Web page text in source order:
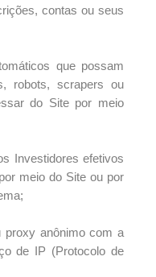
contas ou seus
que possam
robots, scrapers ou
do Site por meio
Investidores efetivos
meio do Site ou por
proxy anônimo com a
de IP (Protocolo de